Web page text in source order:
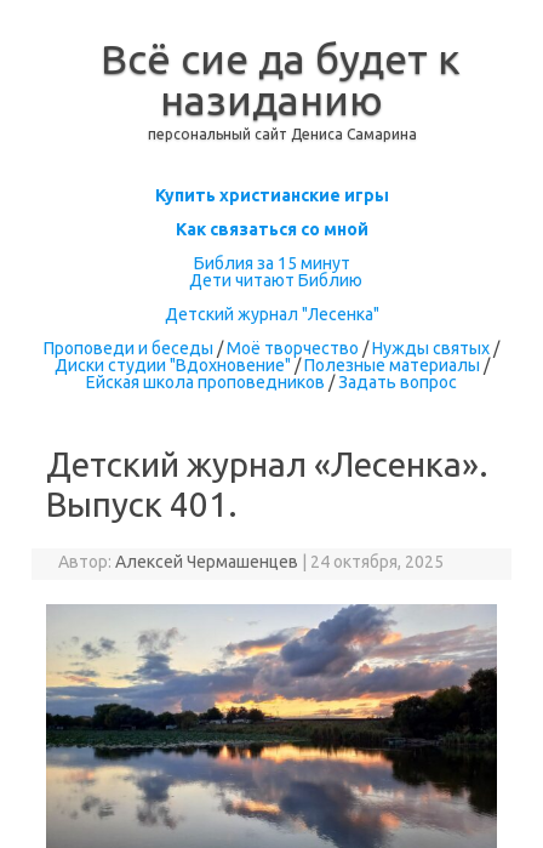
Всё сие да будет к
назиданию
персональный сайт Дениса Самарина
Перейти к содержимому
Купить христианские игры
Как связаться со мной
Библия за 15 минут
Дети читают Библию
Детский журнал "Лесенка"
Проповеди и беседы /Моё творчество /Нужды святых /
Диски студии "Вдохновение" /Полезные материалы /
Ейская школа проповедников /Задать вопрос
Детский журнал «Лесенка».
Выпуск 401.
Автор:Алексей Чермашенцев 24 октября, 2025